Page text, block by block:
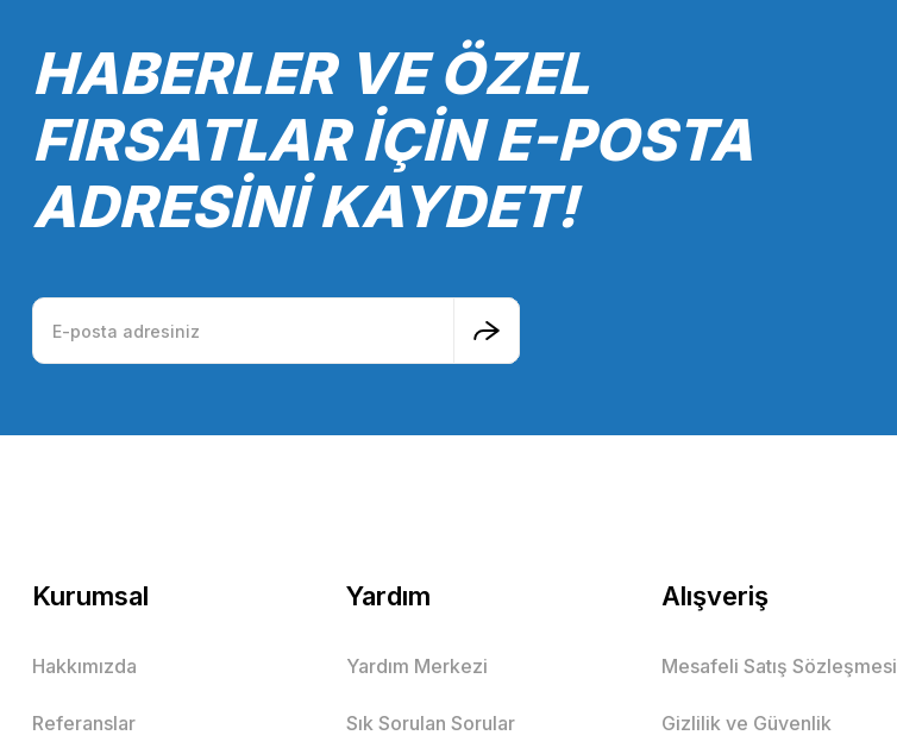
HABERLER VE ÖZEL
FIRSATLAR İÇİN E-POSTA
ADRESİNİ KAYDET!
Kurumsal
Hakkımızda
Referanslar
Yardım
Yardım Merkezi
Sık Sorulan Sorular
Alışveriş
Mesafeli Satış Sözleşmesi
Gizlilik ve Güvenlik